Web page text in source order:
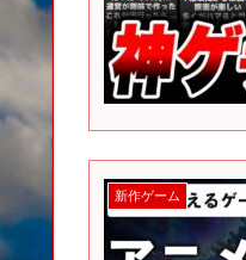
新作ゲーム